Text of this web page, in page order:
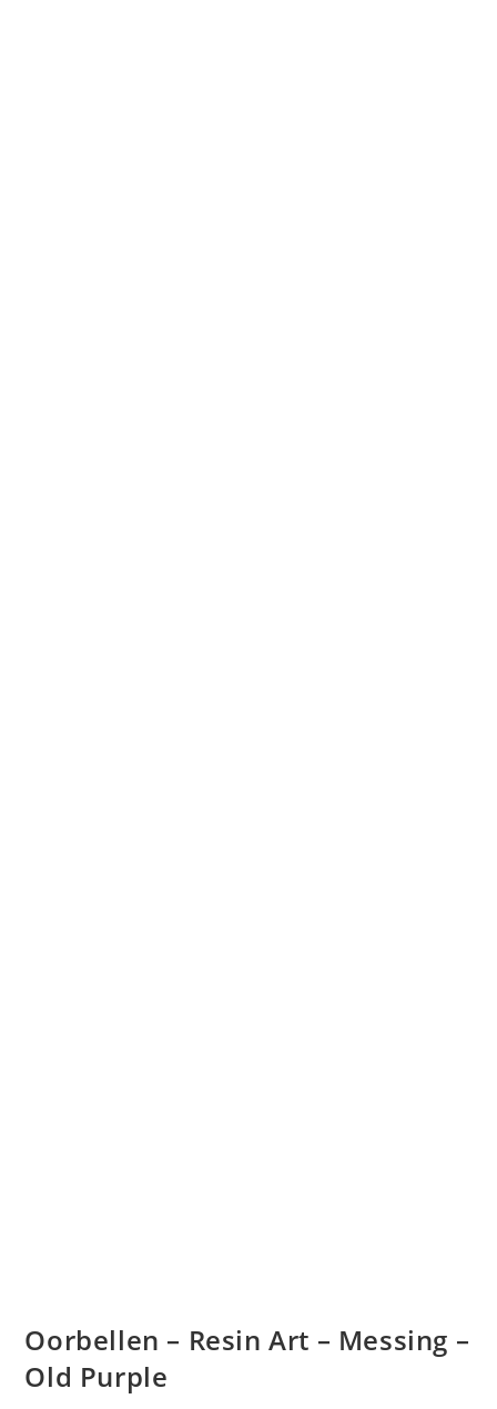
Oorbellen – Resin Art – Messing –
Old Purple